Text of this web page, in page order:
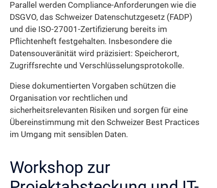
Parallel werden Compliance-Anforderungen wie die
DSGVO, das Schweizer Datenschutzgesetz (FADP)
und die ISO-27001-Zertifizierung bereits im
Pflichtenheft festgehalten. Insbesondere die
Datensouveränität wird präzisiert: Speicherort,
Zugriffsrechte und Verschlüsselungsprotokolle.
Diese dokumentierten Vorgaben schützen die
Organisation vor rechtlichen und
sicherheitsrelevanten Risiken und sorgen für eine
Übereinstimmung mit den Schweizer Best Practices
im Umgang mit sensiblen Daten.
Workshop zur